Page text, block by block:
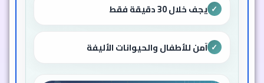
✓ يجف خلال 30 دقيقة فقط
✓ آمن للأطفال والحيوانات الأليفة